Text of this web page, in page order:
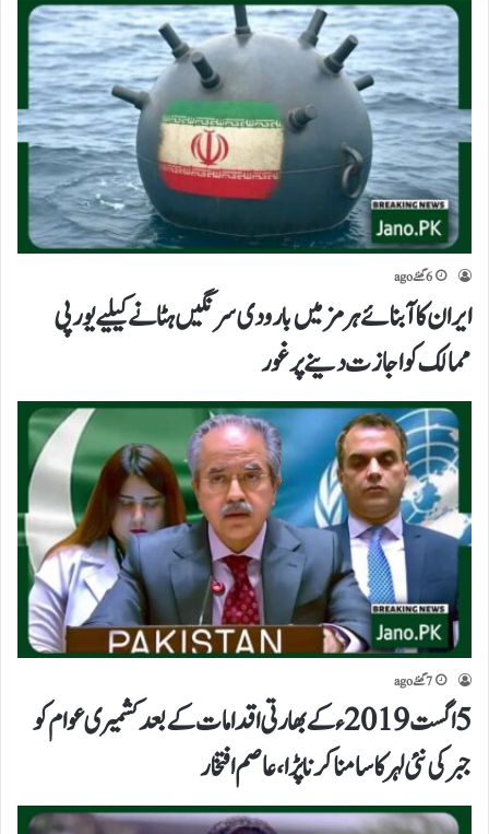
6 گھنٹے ago
ایران کا آبنائے ہرمز میں بارودی سرنگیں ہٹانے کیلیے یورپی
ممالک کو اجازت دینے پر غور
7 گھنٹے ago
5 اگست 2019ءکے بھارتی اقدامات کے بعد کشمیری عوام کو
جبر کی نئی لہر کا سامنا کرنا پڑا،عاصم افتخار